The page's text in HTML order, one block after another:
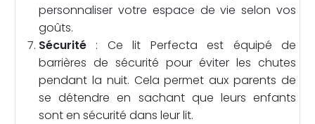
personnaliser votre espace de vie selon vos
goûts.
Sécurité : Ce lit Perfecta est équipé de
barrières de sécurité pour éviter les chutes
pendant la nuit. Cela permet aux parents de
se détendre en sachant que leurs enfants
sont en sécurité dans leur lit.